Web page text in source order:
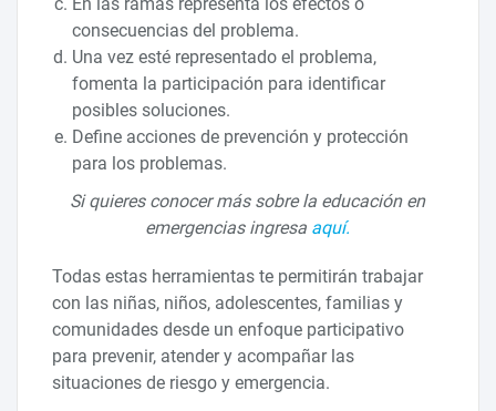
En las ramas representa los efectos o
consecuencias del problema.
Una vez esté representado el problema,
fomenta la participación para identificar
posibles soluciones.
Define acciones de prevención y protección
para los problemas.
Si quieres conocer más sobre la educación en
emergencias ingresa aquí.
Todas estas herramientas te permitirán trabajar
con las niñas, niños, adolescentes, familias y
comunidades desde un enfoque participativo
para prevenir, atender y acompañar las
situaciones de riesgo y emergencia.